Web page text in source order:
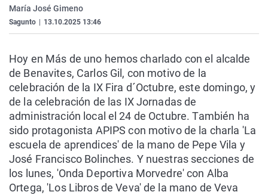
Gente viajera
Como el perro y el
Retornados
Equipo de
Operación Viuda
Galicia
La Rioja
Navarra
País Vasco
Televisión
Elecciones
María José Gimeno
Sagunto 13.10.2025 13:46
Hoy en Más de uno hemos charlado con el alcalde
de Benavites, Carlos Gil, con motivo de la
celebración de la IX Fira d´Octubre, este domingo, y
de la celebración de las IX Jornadas de
administración local el 24 de Octubre. También ha
sido protagonista APIPS con motivo de la charla 'La
escuela de aprendices' de la mano de Pepe Vila y
José Francisco Bolinches. Y nuestras secciones de
los lunes, 'Onda Deportiva Morvedre' con Alba
Ortega, 'Los Libros de Veva' de la mano de Veva